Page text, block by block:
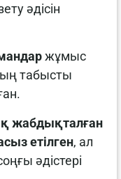
әдісін
жұмыс
табысты
жабдықталған
етілген, ал
әдістері